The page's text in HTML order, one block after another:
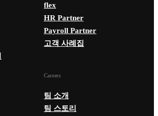
flex
HR Partner
Payroll Partner
고객 사례집
Careers
팀 소개
팀 스토리